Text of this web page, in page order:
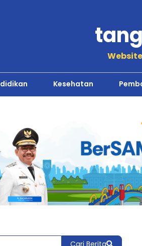
Kesehatan
Cari Berita